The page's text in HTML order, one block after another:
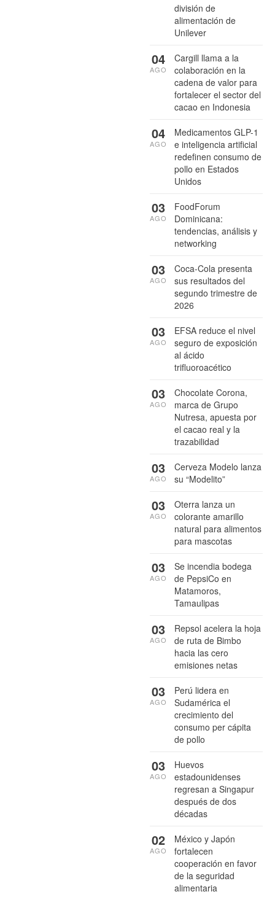
división de
alimentación de
Unilever
Cargill llama a la
colaboración en la
cadena de valor para
fortalecer el sector del
cacao en Indonesia
04
AGO
Medicamentos GLP-1
e inteligencia artificial
redefinen consumo de
pollo en Estados
Unidos
04
AGO
FoodForum
Dominicana:
tendencias, análisis y
networking
03
AGO
Coca-Cola presenta
sus resultados del
segundo trimestre de
2026
03
AGO
EFSA reduce el nivel
seguro de exposición
al ácido
trifluoroacético
03
AGO
Chocolate Corona,
marca de Grupo
Nutresa, apuesta por
el cacao real y la
trazabilidad
03
AGO
Cerveza Modelo lanza
su “Modelito”
03
AGO
Oterra lanza un
colorante amarillo
natural para alimentos
para mascotas
03
AGO
Se incendia bodega
de PepsiCo en
Matamoros,
Tamaulipas
03
AGO
Repsol acelera la hoja
de ruta de Bimbo
hacia las cero
emisiones netas
03
AGO
Perú lidera en
Sudamérica el
crecimiento del
consumo per cápita
de pollo
03
AGO
Huevos
estadounidenses
regresan a Singapur
después de dos
décadas
03
AGO
México y Japón
fortalecen
cooperación en favor
de la seguridad
alimentaria
02
AGO